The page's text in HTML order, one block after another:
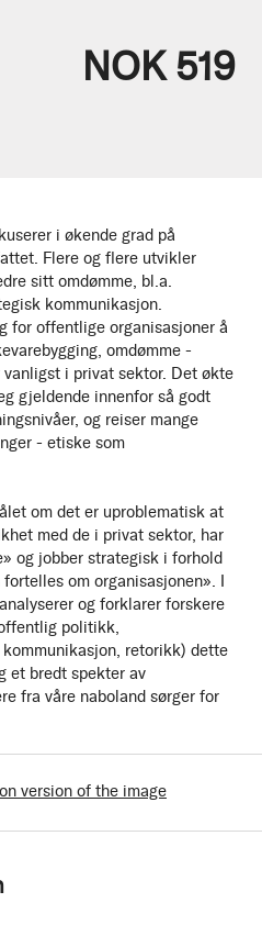
i økende grad på
Flere og flere utvikler
sitt omdømme, bl.a.
kommunikasjon.
for offentlige organisasjoner å
omdømme -
i privat sektor. Det økte
gjeldende innenfor så godt
og reiser mange
- etiske som
om det er uproblematisk at
med de i privat sektor, har
og jobber strategisk i forhold
om organisasjonen». I
og forklarer forskere
politikk,
retorikk) dette
et bredt spekter av
fra våre naboland sørger for
NOK 519
version of the image